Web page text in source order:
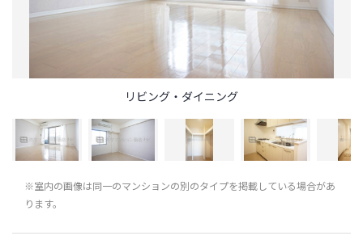
リビング・ダイニング
※室内の画像は同一のマンションの別のタイプを掲載している場合があ
ります。